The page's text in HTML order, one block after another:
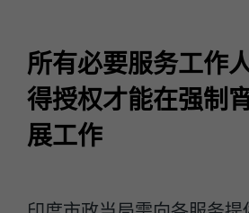
所有必要服务工作
得授权才能在强制
展工作